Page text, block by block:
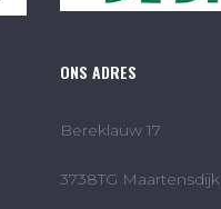
ONS ADRES
Bereklauw 17
3738TG Maartensdijk